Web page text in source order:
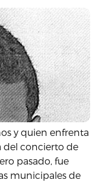
y quien enfrenta
del concierto de
pasado, fue
municipales de